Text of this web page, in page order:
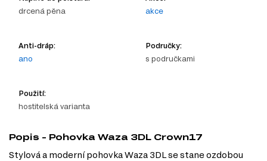
drcená pěna
akce
Anti-dráp:
ano
Područky:
s područkami
Použití:
hostitelská varianta
Popis - Pohovka Waza 3DL Crown17
Stylová a moderní pohovka Waza 3DL se stane ozdobou